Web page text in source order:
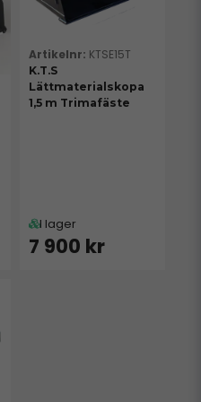
KTSE15T
K.T.S
Lättmaterialskopa
1,5 m Trimafäste
I lager
7 900 kr